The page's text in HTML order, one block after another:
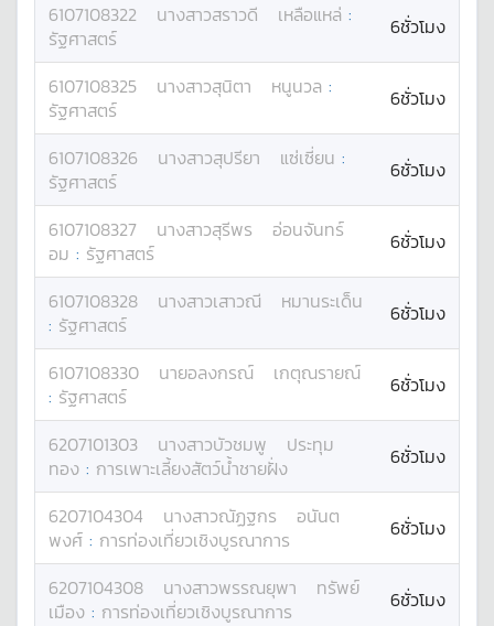
6107108322 นางสาวสราวดี เหลือแหล่ :
รัฐศาสตร์
6ชั่วโมง
6107108325 นางสาวสุนิตา หนูนวล :
รัฐศาสตร์
6ชั่วโมง
6107108326 นางสาวสุปรียา แซ่เซี่ยน :
รัฐศาสตร์
6ชั่วโมง
6107108327 นางสาวสุรีพร
อ่อนจันทร์
อม : รัฐศาสตร์ 6ชั่วโมง
6107108328 นางสาวเสาวณี
หมานระเด็น
: รัฐศาสตร์ 6ชั่วโมง
6107108330 นายอลงกรณ์
เกตุณรายณ์
: รัฐศาสตร์ 6ชั่วโมง
6207101303 นางสาวบัวชมพู
ประทุม
ทอง : การเพาะเลี้ยงสัตว์น้ำชายฝั่ง 6ชั่วโมง
6207104304 นางสาวณัฏฐกร
อนันต
พงศ์ : การท่องเที่ยวเชิงบูรณาการ 6ชั่วโมง
6207104308 นางสาวพรรณยุพา
ทรัพย์
เมือง : การท่องเที่ยวเชิงบูรณาการ 6ชั่วโมง